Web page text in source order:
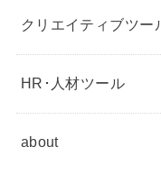
クリエイティブツー
HR･人材ツール
about